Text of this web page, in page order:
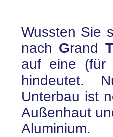
Wussten Sie
nach Grand
auf eine (für
hindeutet.
Unterbau ist
Außenhaut
Aluminium.